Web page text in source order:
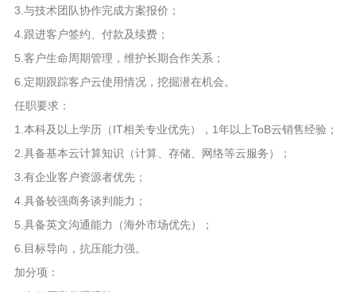
3.与技术团队协作完成方案报价；
4.跟进客户签约、付款及续费；
5.客户生命周期管理，维护长期合作关系；
6.定期跟踪客户云使用情况，挖掘潜在机会。
任职要求：
1.本科及以上学历（IT相关专业优先），1年以上ToB云销售经验；
2.具备基本云计算知识（计算、存储、网络等云服务）；
3.有企业客户资源者优先；
4.具备较强商务谈判能力；
5.具备英文沟通能力（海外市场优先）；
6.目标导向，抗压能力强。
加分项：